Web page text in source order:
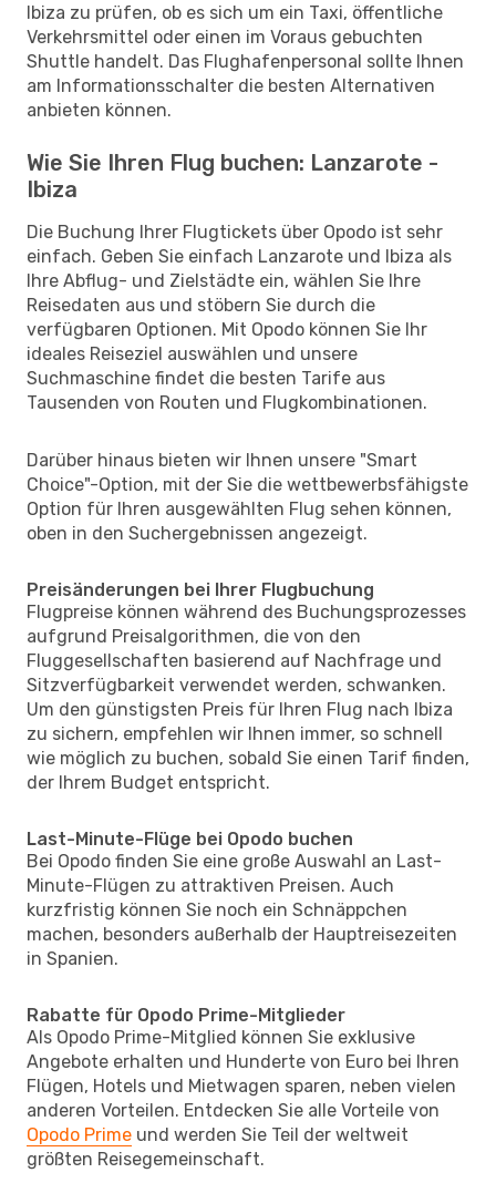
Ibiza zu prüfen, ob es sich um ein Taxi, öffentliche
Verkehrsmittel oder einen im Voraus gebuchten
Shuttle handelt. Das Flughafenpersonal sollte Ihnen
am Informationsschalter die besten Alternativen
anbieten können.
Wie Sie Ihren Flug buchen: Lanzarote -
Ibiza
Die Buchung Ihrer Flugtickets über Opodo ist sehr
einfach. Geben Sie einfach Lanzarote und Ibiza als
Ihre Abflug- und Zielstädte ein, wählen Sie Ihre
Reisedaten aus und stöbern Sie durch die
verfügbaren Optionen. Mit Opodo können Sie Ihr
ideales Reiseziel auswählen und unsere
Suchmaschine findet die besten Tarife aus
Tausenden von Routen und Flugkombinationen.
Darüber hinaus bieten wir Ihnen unsere "Smart
Choice"-Option, mit der Sie die wettbewerbsfähigste
Option für Ihren ausgewählten Flug sehen können,
oben in den Suchergebnissen angezeigt.
Preisänderungen bei Ihrer Flugbuchung
Flugpreise können während des Buchungsprozesses
aufgrund Preisalgorithmen, die von den
Fluggesellschaften basierend auf Nachfrage und
Sitzverfügbarkeit verwendet werden, schwanken.
Um den günstigsten Preis für Ihren Flug nach Ibiza
zu sichern, empfehlen wir Ihnen immer, so schnell
wie möglich zu buchen, sobald Sie einen Tarif finden,
der Ihrem Budget entspricht.
Last-Minute-Flüge bei Opodo buchen
Bei Opodo finden Sie eine große Auswahl an Last-
Minute-Flügen zu attraktiven Preisen. Auch
kurzfristig können Sie noch ein Schnäppchen
machen, besonders außerhalb der Hauptreisezeiten
in Spanien.
Rabatte für Opodo Prime-Mitglieder
Als Opodo Prime-Mitglied können Sie exklusive
Angebote erhalten und Hunderte von Euro bei Ihren
Flügen, Hotels und Mietwagen sparen, neben vielen
anderen Vorteilen. Entdecken Sie alle Vorteile von
Opodo Prime und werden Sie Teil der weltweit
größten Reisegemeinschaft.